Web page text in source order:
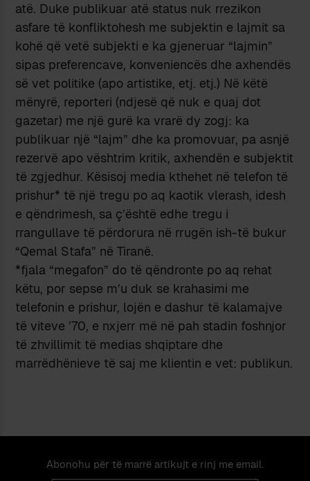
atë. Duke publikuar atë status nuk rrezikon
asfare të konfliktohesh me subjektin e lajmit sa
kohë që vetë subjekti e ka gjeneruar “lajmin”
sipas preferencave, konveniencës dhe axhendës
së vet politike (apo artistike, etj. etj.) Në këtë
mënyrë, reporteri (ndjesë që nuk e quaj dot
gazetar) me një gurë ka vrarë dy zogj: ka
publikuar një “lajm” dhe ka promovuar, pa asnjë
rezervë apo vështrim kritik, axhendën e subjektit
të zgjedhur. Kësisoj media kthehet në telefon të
prishur* të një tregu po aq kaotik vlerash, idesh
e qëndrimesh, sa ç’është edhe tregu i
rrangullave të përdorura në rrugën ish-të bukur
“Qemal Stafa” në Tiranë.
*fjala “megafon” do të qëndronte po aq rehat
këtu, por sepse m’u duk se krahasimi me
telefonin e prishur, lojën e dashur të kalamajve
të viteve ’70, e nxjerr më në pah stadin foshnjor
të zhvillimit të medias shqiptare dhe
marrëdhënieve të saj me klientin e vet: publikun.
Abonohu për të marrë artikujt e rinj me email.